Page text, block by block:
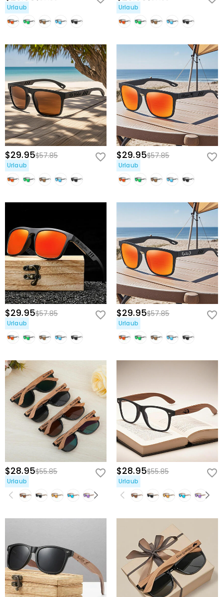
Urlaub Urlaub
$29.95$57.85
Urlaub
$29.95$57.85
Urlaub
$29.95$57.85
Urlaub
$29.95$57.85
Urlaub
$28.95$55.85
Urlaub
$28.95$55.85
Urlaub